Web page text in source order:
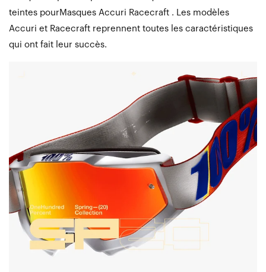
teintes pourMasques Accuri Racecraft . Les modèles
Accuri et Racecraft reprennent toutes les caractéristiques
qui ont fait leur succès.